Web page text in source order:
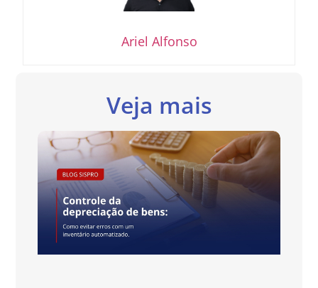
Ariel Alfonso
Veja mais